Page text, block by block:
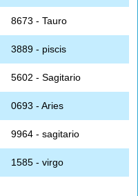
8673 - Tauro
3889 - piscis
5602 - Sagitario
0693 - Aries
9964 - sagitario
1585 - virgo